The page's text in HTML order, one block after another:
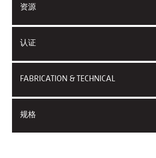
资源
认证
FABRICATION & TECHNICAL
规格